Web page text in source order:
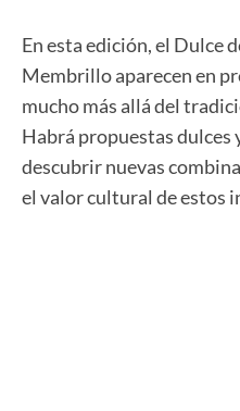
En esta edición, el Dulce
Membrillo aparecen en
mucho más allá del
Habrá propuestas dulces
descubrir nuevas
el valor cultural de estos